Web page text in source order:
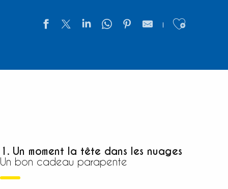
1. Un moment la tête dans les nuages
Un bon cadeau parapente